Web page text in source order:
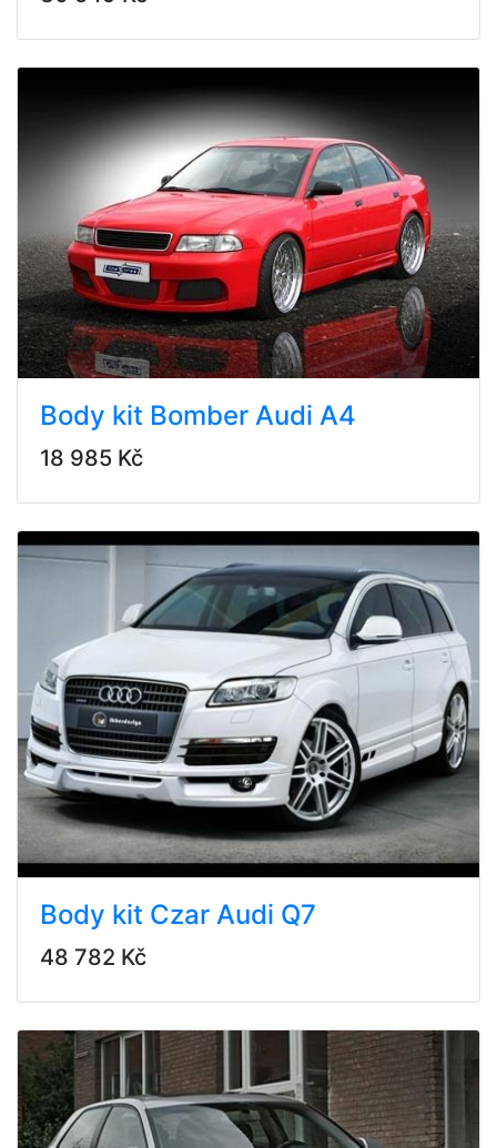
Body kit Bomber Audi A4
18 985 Kč
Body kit Czar Audi Q7
48 782 Kč